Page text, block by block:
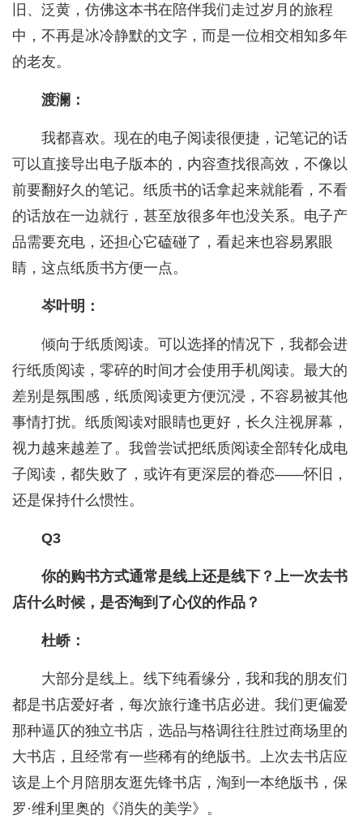
旧、泛黄，仿佛这本书在陪伴我们走过岁月的旅程
中，不再是冰冷静默的文字，而是一位相交相知多年
的老友。
渡澜：
我都喜欢。现在的电子阅读很便捷，记笔记的话
可以直接导出电子版本的，内容查找很高效，不像以
前要翻好久的笔记。纸质书的话拿起来就能看，不看
的话放在一边就行，甚至放很多年也没关系。电子产
品需要充电，还担心它磕碰了，看起来也容易累眼
睛，这点纸质书方便一点。
岑叶明：
倾向于纸质阅读。可以选择的情况下，我都会进
行纸质阅读，零碎的时间才会使用手机阅读。最大的
差别是氛围感，纸质阅读更方便沉浸，不容易被其他
事情打扰。纸质阅读对眼睛也更好，长久注视屏幕，
视力越来越差了。我曾尝试把纸质阅读全部转化成电
子阅读，都失败了，或许有更深层的眷恋——怀旧，
还是保持什么惯性。
Q3
你的购书方式通常是线上还是线下？上一次去书
店什么时候，是否淘到了心仪的作品？
杜峤：
大部分是线上。线下纯看缘分，我和我的朋友们
都是书店爱好者，每次旅行逢书店必进。我们更偏爱
那种逼仄的独立书店，选品与格调往往胜过商场里的
大书店，且经常有一些稀有的绝版书。上次去书店应
该是上个月陪朋友逛先锋书店，淘到一本绝版书，保
罗·维利里奥的《消失的美学》。